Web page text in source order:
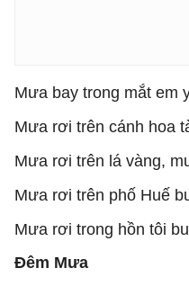
Mưa bay trong mắt em
Mưa rơi trên cánh hoa
Mưa rơi trên lá vàng,
Mưa rơi trên phố Huế
Mưa rơi trong hồn tôi
Đêm Mưa